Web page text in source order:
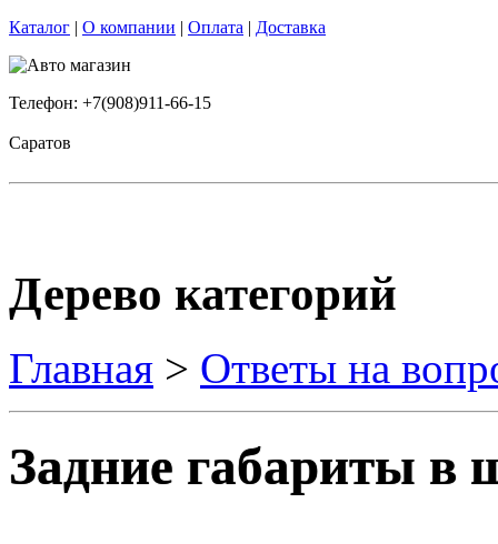
Каталог | О компании | Оплата | Доставка
Телефон: +7(908)911-66-15
Саратов
Дерево категорий
Главная > Ответы на
Задние габариты в